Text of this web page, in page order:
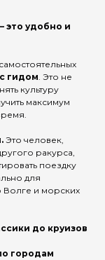
это удобно и
гидом. Это не
культуру
максимум
Это человек,
ракурса,
поездку
для
Волге и морских
до круизов
городам